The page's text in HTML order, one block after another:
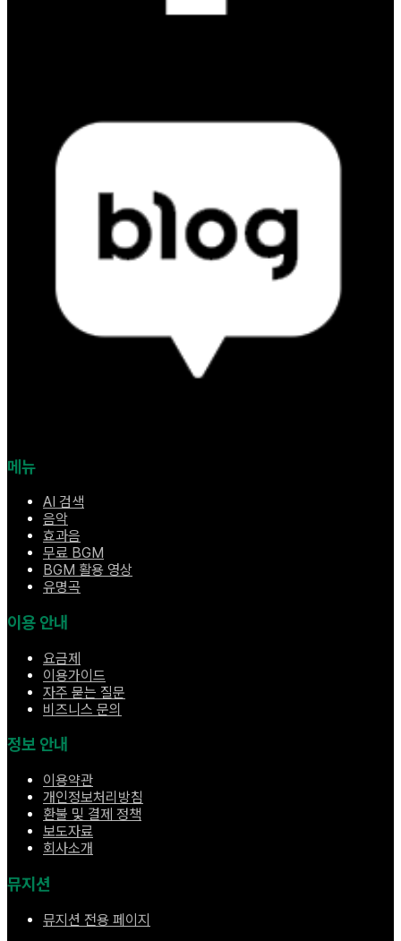
메뉴
AI 검색
음악
효과음
무료 BGM
BGM 활용 영상
유명곡
이용 안내
요금제
이용가이드
자주 묻는 질문
비즈니스 문의
정보 안내
이용약관
개인정보처리방침
환불 및 결제 정책
보도자료
회사소개
뮤지션
뮤지션 전용 페이지